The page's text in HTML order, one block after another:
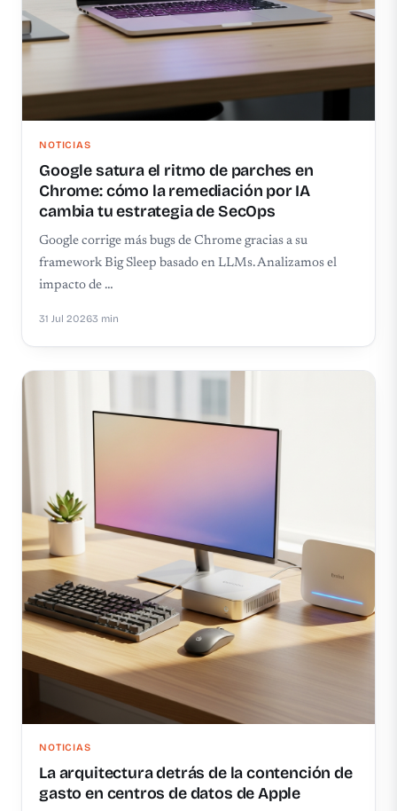
NOTICIAS
Google satura el ritmo de parches en
Chrome: cómo la remediación por IA
cambia tu estrategia de SecOps
Google corrige más bugs de Chrome gracias a su
framework Big Sleep basado en LLMs. Analizamos el
impacto de …
31 Jul 20263 min
NOTICIAS
La arquitectura detrás de la contención de
gasto en centros de datos de Apple